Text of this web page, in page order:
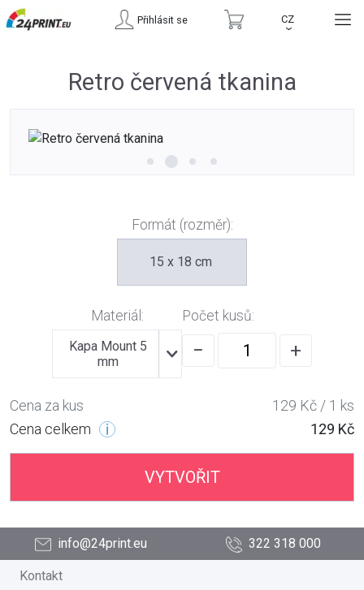
Přihlásit se CZ
›
Retro červená tkanina
Formát (rozměr):
15 x 18 cm
Materiál:
Kapa Mount 5
mm
Počet kusů:
− +
Cena za kus
129 Kč / 1 ks
Cena celkem
129 Kč
VYTVOŘIT
info@24print.eu 322 318 000
Kontakt